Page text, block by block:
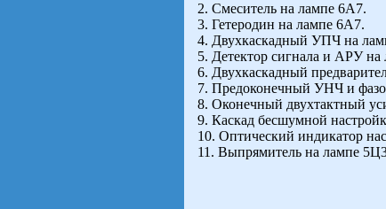
2. Смеситель на лампе 6А7.
3. Гетеродин на лампе 6А7.
4. Двухкаскадный УПЧ на
5. Детектор сигнала и АРУ
6. Двухкаскадный
7. Предоконечный УНЧ и
8. Оконечный двухтактный
9. Каскад бесшумной
10. Оптический индикатор
11. Выпрямитель на лампе